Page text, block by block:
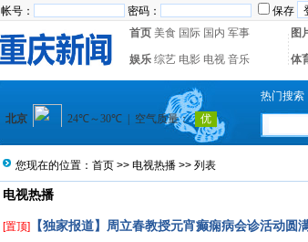
帐号： 密码： 保存
首页 美食 国际 国内 军事 图
娱乐 综艺 电影 电视 音乐 体
热门搜索
您现在的位置： 首页 >> 电视热播 >> 列表
电视热播
[置顶] 【独家报道】周立春教授元宵癫痫病会诊活动圆